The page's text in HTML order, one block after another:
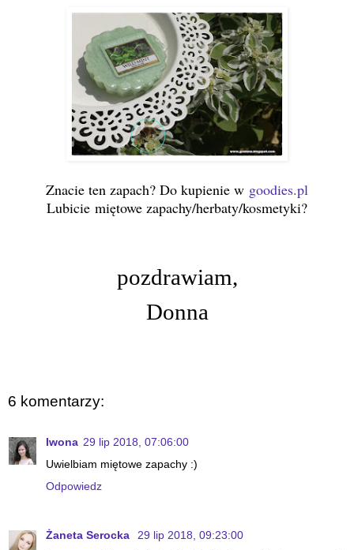
Znacie ten zapach? Do kupienie w goodies.pl
Lubicie miętowe zapachy/herbaty/kosmetyki?
pozdrawiam,
Donna
6 komentarzy:
Iwona 29 lip 2018, 07:06:00
Uwielbiam miętowe zapachy :)
Odpowiedz
Żaneta Serocka
29 lip 2018, 09:23:00